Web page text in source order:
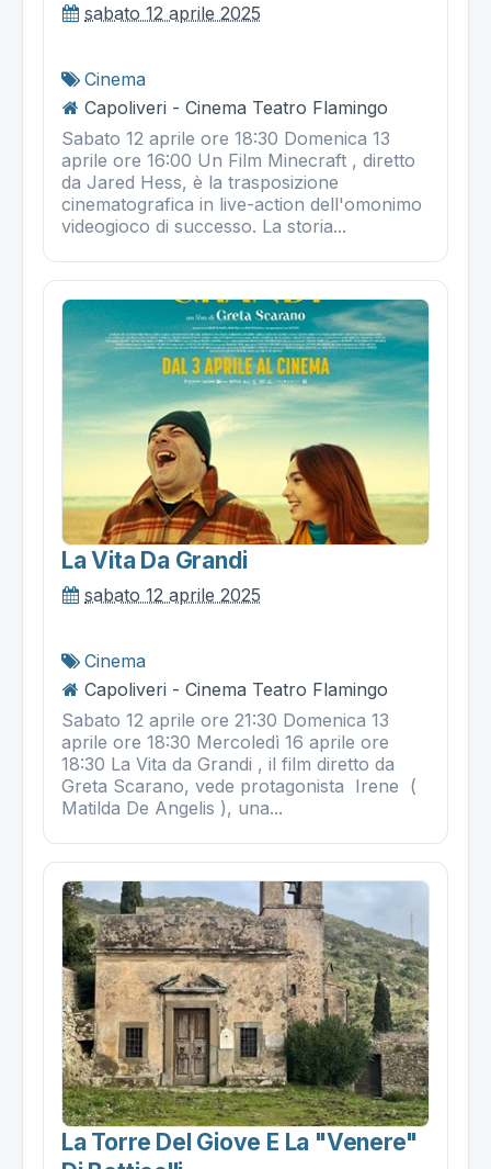
sabato 12 aprile 2025
Cinema
Capoliveri - Cinema Teatro Flamingo
Sabato 12 aprile ore 18:30 Domenica 13
aprile ore 16:00 Un Film Minecraft , diretto
da Jared Hess, è la trasposizione
cinematografica in live-action dell'omonimo
videogioco di successo. La storia...
La Vita Da Grandi
sabato 12 aprile 2025
Cinema
Capoliveri - Cinema Teatro Flamingo
Sabato 12 aprile ore 21:30 Domenica 13
aprile ore 18:30 Mercoledì 16 aprile ore
18:30 La Vita da Grandi , il film diretto da
Greta Scarano, vede protagonista Irene (
Matilda De Angelis ), una...
La Torre Del Giove E La "venere"